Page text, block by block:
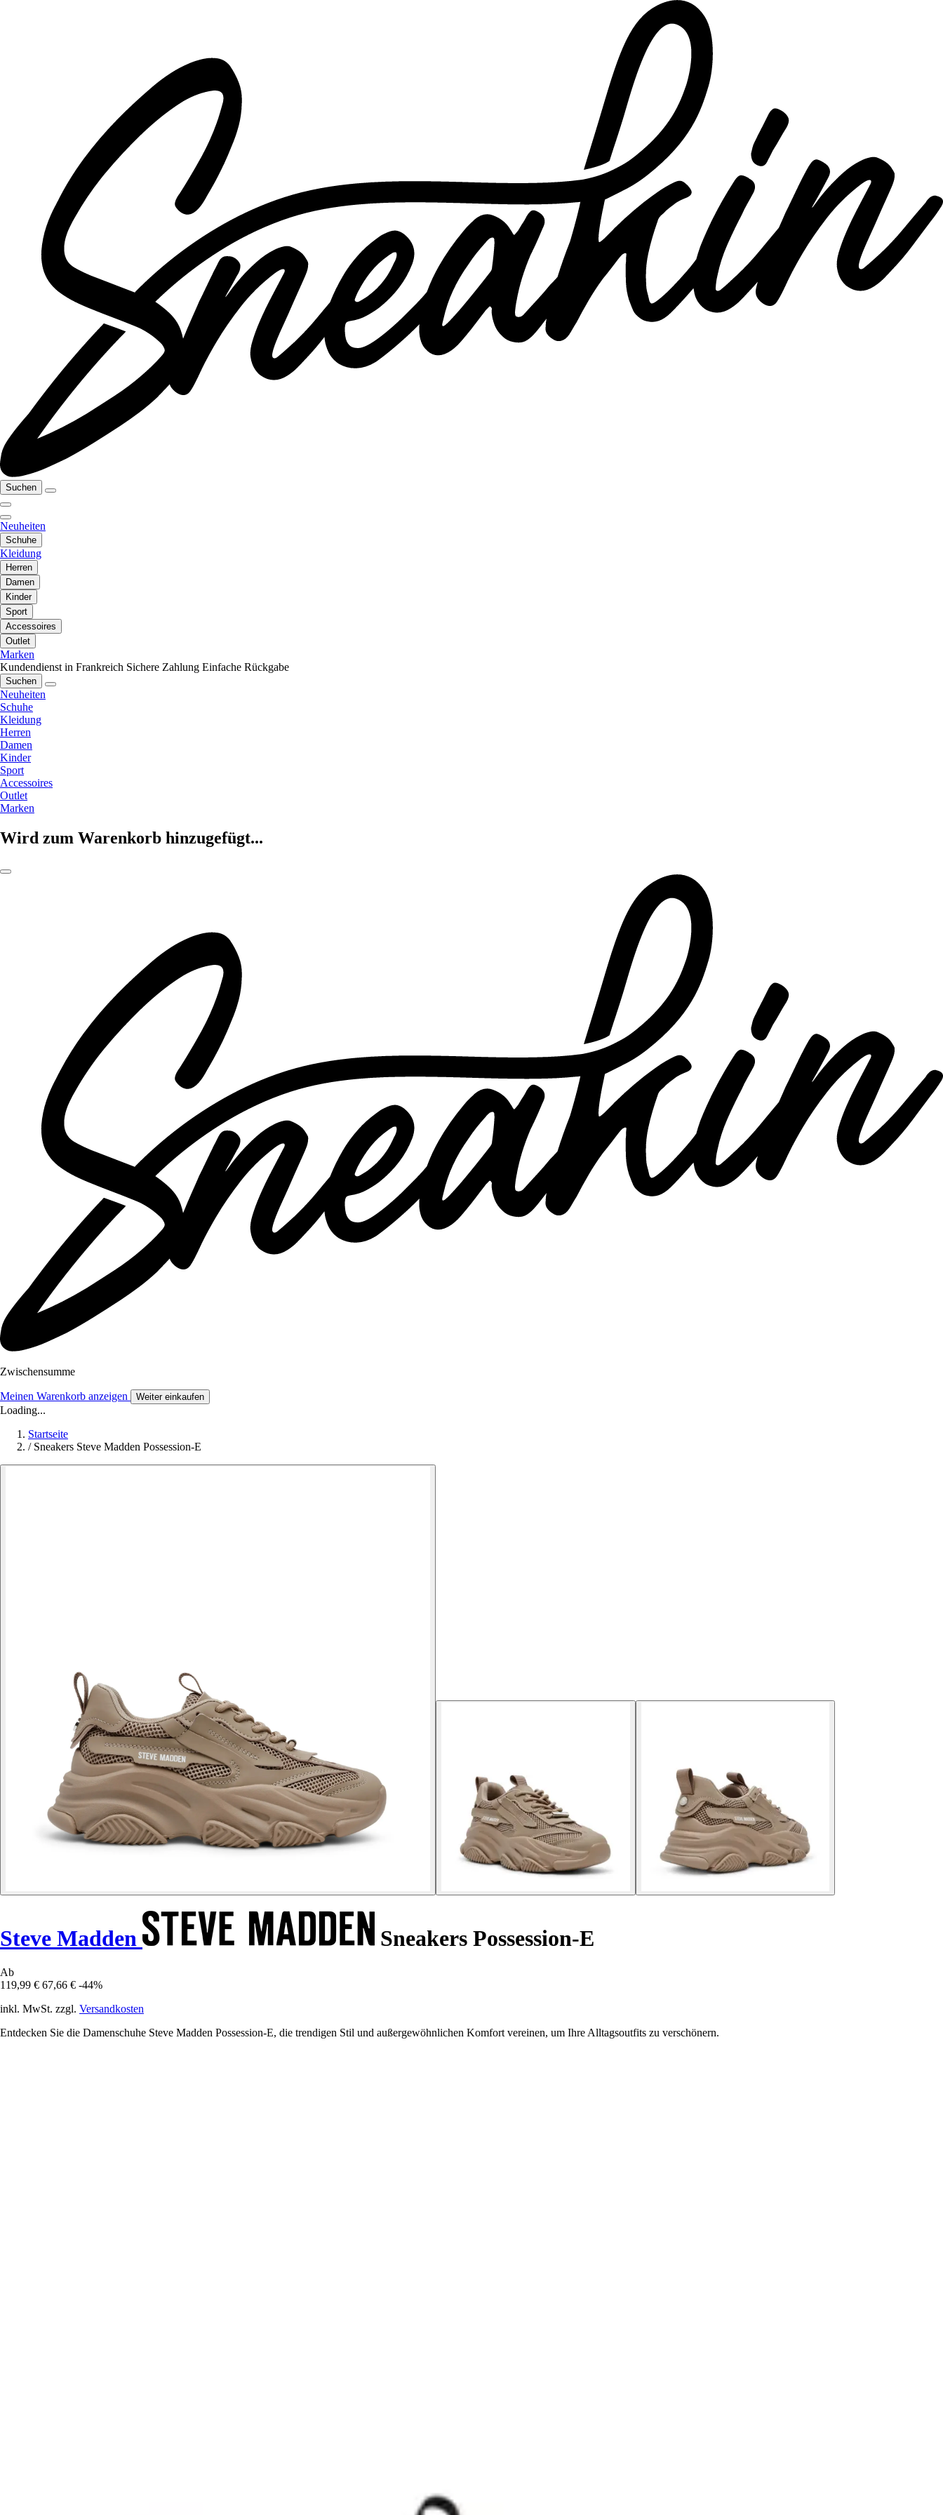
Suchen
Neuheiten
Schuhe
Kleidung
Herren
Damen
Kinder
Sport
Accessoires
Outlet
Marken
Kundendienst in Frankreich Sichere Zahlung Einfache Rückgabe
Suchen
Neuheiten
Schuhe
Kleidung
Herren
Damen
Kinder
Sport
Accessoires
Outlet
Marken
Wird zum Warenkorb hinzugefügt...
Zwischensumme
Meinen Warenkorb anzeigen Weiter einkaufen
Loading...
Startseite
/ Sneakers Steve Madden Possession-E
Steve Madden Sneakers Possession-E
Ab
119,99 € 67,66 € -44%
inkl. MwSt. zzgl. Versandkosten
Entdecken Sie die Damenschuhe Steve Madden Possession-E, die trendigen Stil und außergewöhnlichen Komfort vereinen, um Ihre Alltagsoutfits zu verschönern.